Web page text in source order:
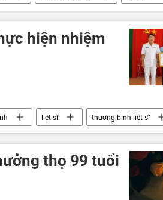
hiện nhiệm
liệt sĩ
thương binh liệt sĩ
quân Việt Nam
thọ 99 tuổi